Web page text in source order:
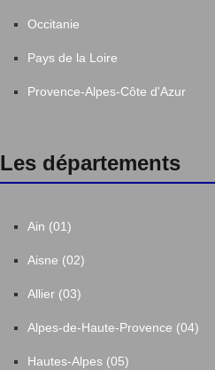
Occitanie
Pays de la Loire
Provence-Alpes-Côte d'Azur
Les départements
Ain (01)
Aisne (02)
Allier (03)
Alpes-de-Haute-Provence (04)
Hautes-Alpes (05)